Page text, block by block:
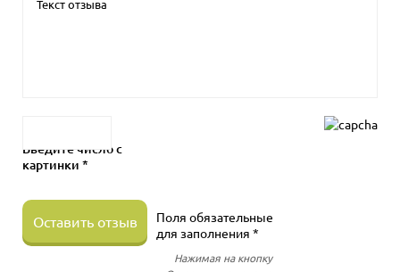
Введите число с
картинки *
Оставить отзыв
Поля обязательные
для заполнения *
Нажимая на кнопку